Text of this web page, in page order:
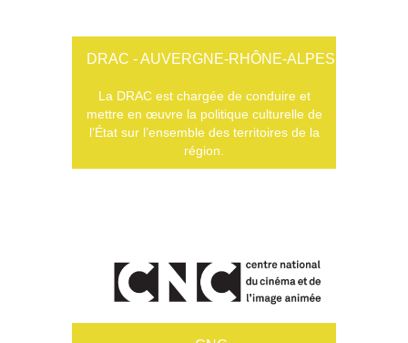
DRAC - AUVERGNE-RHÔNE-ALPES
La DRAC est chargée de conduire et
mettre en œuvre la politique culturelle de
l’État sur l’ensemble des territoires de la
région.